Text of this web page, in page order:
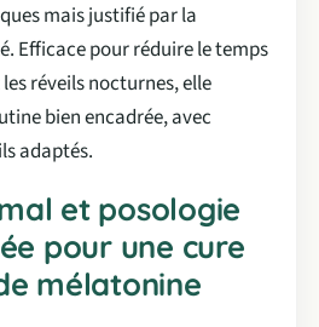
mais justifié par la
Efficace pour réduire le temps
réveils nocturnes, elle
bien encadrée, avec
adaptés.
et posologie
pour une cure
mélatonine